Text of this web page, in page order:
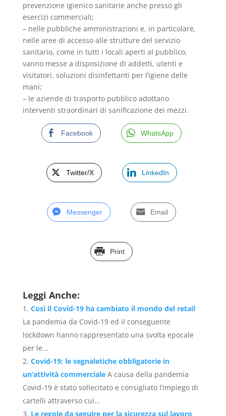
prevenzione igienico sanitarie anche presso gli
esercizi commerciali;
– nelle pubbliche amministrazioni e, in particolare,
nelle aree di accesso alle strutture del servizio
sanitario, come in tutti i locali aperti al pubblico,
vanno messe a disposizione di addetti, utenti e
visitatori, soluzioni disinfettanti per l’igiene delle
mani;
– le aziende di trasporto pubblico adottano
interventi straordinari di sanificazione dei mezzi.
Facebook WhatsApp
Twitter/X LinkedIn
Messenger Email
Print
Leggi Anche:
Così il Covid-19 ha cambiato il mondo del retail
La pandemia da Covid-19 ed il conseguente
lockdown hanno rappresentato una svolta epocale
per le...
Covid-19: le segnaletiche obbligatorie in
un’attività commerciale A causa della pandemia
Covid-19 è stato sollecitato e consigliato l’impiego di
cartelli attraverso cui...
Le regole da seguire per la sicurezza sul lavoro